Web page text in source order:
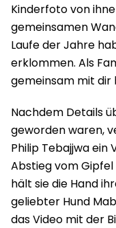
Kinderfoto von
gemeinsamen
Laufe der Jahre
erklommen. Als
gemeinsam mit dir
Nachdem Details
geworden waren,
Philip Tebajjwa ein
Abstieg vom Gipfel
hält sie die Hand
geliebter Hund
das Video mit der